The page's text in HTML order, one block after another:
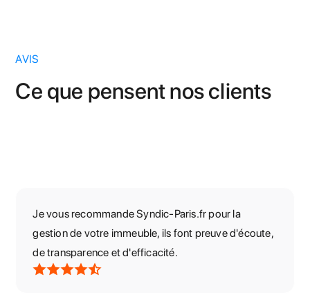
AVIS
Ce que pensent nos clients
Je vous recommande Syndic-Paris.fr pour la
gestion de votre immeuble, ils font preuve d'écoute,
de transparence et d'efficacité.